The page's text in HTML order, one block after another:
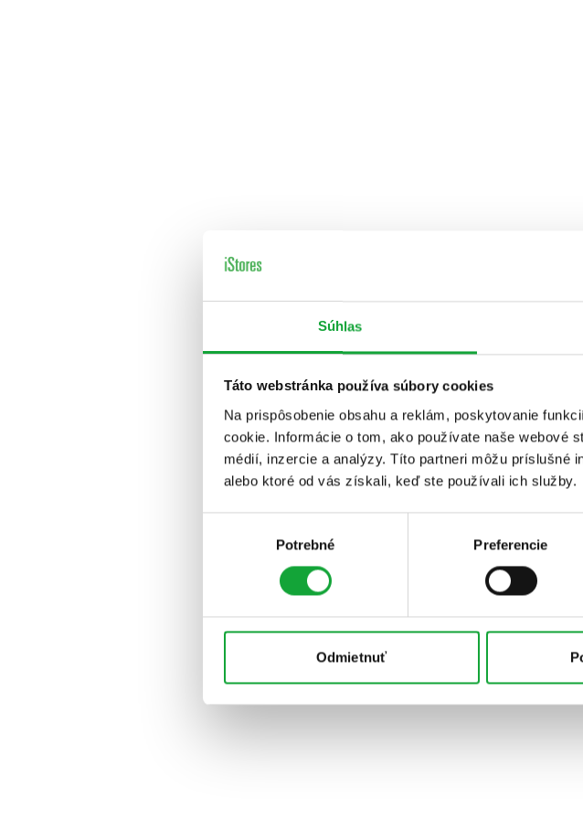
Súhlas
Táto webstránka používa súbory cookies
Na prispôsobenie obsahu a reklám, poskytovanie
cookie. Informácie o tom, ako používate naše webové
médií, inzercie a analýzy. Títo partneri môžu
alebo ktoré od vás získali, keď ste používali ich služby.
Potrebné Preferencie
Odmietnuť